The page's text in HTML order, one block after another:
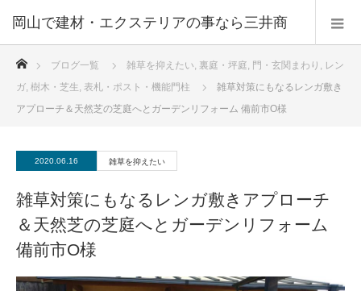
ブログ一覧 雑草を抑えたい, 裏庭・坪庭, 門・玄関まわり , レン
ガ, 樹木・芝生, 表札・ポスト・機能門柱
雑草対策にもなるレンガ敷き
アプローチ＆天然芝の芝庭へとガーデンリフォーム 備前市O様
2020.06.16 雑草を抑えたい
雑草対策にもなるレンガ敷きアプローチ
＆天然芝の芝庭へとガーデンリフォーム
備前市O様